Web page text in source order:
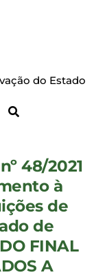
do Estado
48/2021
à
de
de
FINAL
A